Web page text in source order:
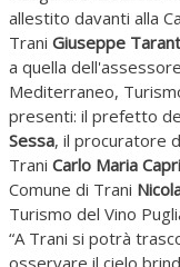
allestito davanti alla
Trani Giuseppe
a quella
Mediterraneo,
presenti: il prefetto
Sessa, il procuratore
Trani Carlo Maria
Comune di Trani
Turismo del Vino
“A Trani si potrà